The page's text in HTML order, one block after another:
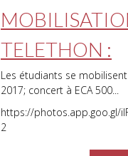
TELETHON :
Les étudiants se
2017; concert à ECA 500...
https://photos.app.goo.gl/
2